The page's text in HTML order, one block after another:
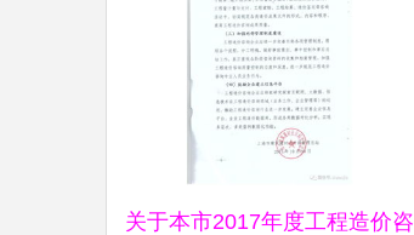
关于本市2017年度工程造价咨